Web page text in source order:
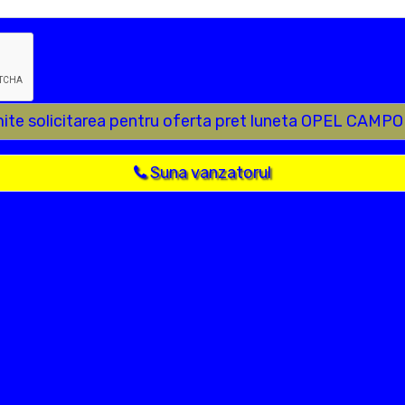
solicitarea pentru oferta pret luneta OPEL CAMPO
Suna vanzatorul